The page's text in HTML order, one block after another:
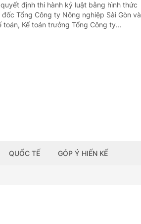
định thi hành kỷ luật bằng hình thức
Tổng Công ty Nông nghiệp Sài Gòn và
Kế toán trưởng Tổng Công ty...
QUỐC TẾ GÓP Ý HIẾN KẾ